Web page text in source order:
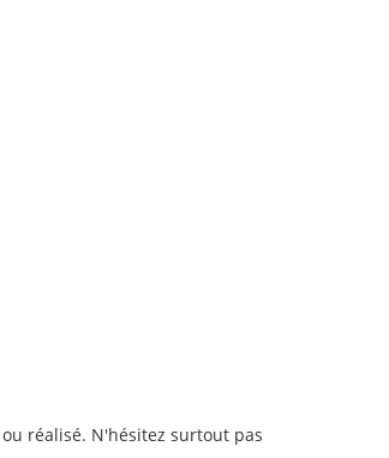
réalisé. N'hésitez surtout pas